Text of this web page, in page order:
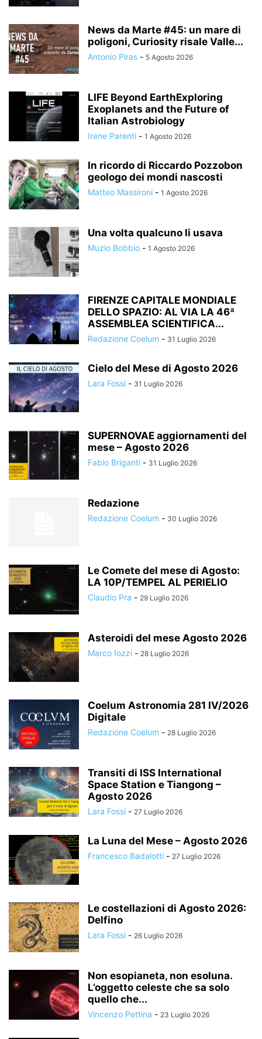
News da Marte #45: un mare di
poligoni, Curiosity risale Valle...
Antonio Piras - 5 Agosto 2026
LIFE Beyond EarthExploring
Exoplanets and the Future of
Italian Astrobiology
Irene Parenti - 1 Agosto 2026
In ricordo di Riccardo Pozzobon
geologo dei mondi nascosti
Matteo Massironi - 1 Agosto 2026
Una volta qualcuno li usava
Muzio Bobbio - 1 Agosto 2026
FIRENZE CAPITALE MONDIALE
DELLO SPAZIO: AL VIA LA 46ª
ASSEMBLEA SCIENTIFICA...
Redazione Coelum - 31 Luglio 2026
Cielo del Mese di Agosto 2026
Lara Fossi - 31 Luglio 2026
SUPERNOVAE aggiornamenti del
mese – Agosto 2026
Fabio Briganti - 31 Luglio 2026
Redazione
Redazione Coelum - 30 Luglio 2026
Le Comete del mese di Agosto:
LA 10P/TEMPEL AL PERIELIO
Claudio Pra - 29 Luglio 2026
Asteroidi del mese Agosto 2026
Marco Iozzi - 28 Luglio 2026
Coelum Astronomia 281 IV/2026
Digitale
Redazione Coelum - 28 Luglio 2026
Transiti di ISS International
Space Station e Tiangong –
Agosto 2026
Lara Fossi - 27 Luglio 2026
La Luna del Mese – Agosto 2026
Francesco Badalotti - 27 Luglio 2026
Le costellazioni di Agosto 2026:
Delfino
Lara Fossi - 26 Luglio 2026
Non esopianeta, non esoluna.
L’oggetto celeste che sa solo
quello che...
Vincenzo Pettina - 23 Luglio 2026